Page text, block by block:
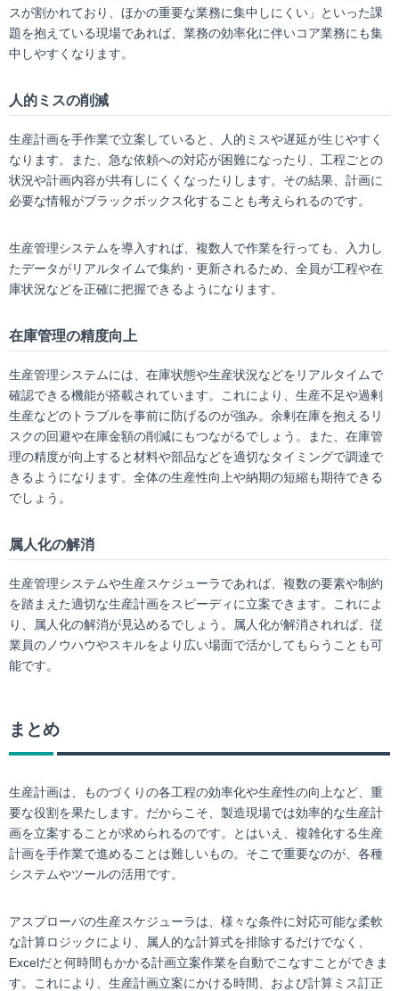
スが割かれており、ほかの重要な業務に集中しにくい」といった課
題を抱えている現場であれば、業務の効率化に伴いコア業務にも集
中しやすくなります。
人的ミスの削減
生産計画を手作業で立案していると、人的ミスや遅延が生じやすく
なります。また、急な依頼への対応が困難になったり、工程ごとの
状況や計画内容が共有しにくくなったりします。その結果、計画に
必要な情報がブラックボックス化することも考えられるのです。
生産管理システムを導入すれば、複数人で作業を行っても、入力し
たデータがリアルタイムで集約・更新されるため、全員が工程や在
庫状況などを正確に把握できるようになります。
在庫管理の精度向上
生産管理システムには、在庫状態や生産状況などをリアルタイムで
確認できる機能が搭載されています。これにより、生産不足や過剰
生産などのトラブルを事前に防げるのが強み。余剰在庫を抱えるリ
スクの回避や在庫金額の削減にもつながるでしょう。また、在庫管
理の精度が向上すると材料や部品などを適切なタイミングで調達で
きるようになります。全体の生産性向上や納期の短縮も期待できる
でしょう。
属人化の解消
生産管理システムや生産スケジューラであれば、複数の要素や制約
を踏まえた適切な生産計画をスピーディに立案できます。これによ
り、属人化の解消が見込めるでしょう。属人化が解消されれば、従
業員のノウハウやスキルをより広い場面で活かしてもらうことも可
能です。
まとめ
生産計画は、ものづくりの各工程の効率化や生産性の向上など、重
要な役割を果たします。だからこそ、製造現場では効率的な生産計
画を立案することが求められるのです。とはいえ、複雑化する生産
計画を手作業で進めることは難しいもの。そこで重要なのが、各種
システムやツールの活用です。
アスプローバの生産スケジューラは、様々な条件に対応可能な柔軟
な計算ロジックにより、属人的な計算式を排除するだけでなく、
Excelだと何時間もかかる計画立案作業を自動でこなすことができま
す。これにより、生産計画立案にかける時間、および計算ミス訂正